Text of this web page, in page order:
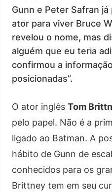
Gunn e Peter Safran
ator para viver Bruce
revelou o nome, mas
alguém que eu teria
confirmou a
posicionadas”.
O ator inglês Tom
pelo papel. Não é a
ligado ao Batman. A
hábito de Gunn de
conhecidos para os
Brittney tem em seu